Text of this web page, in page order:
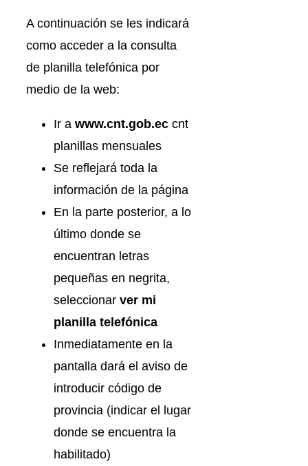
A continuación se les indicará
como acceder a la consulta
de planilla telefónica por
medio de la web:
Ir a www.cnt.gob.ec cnt
planillas mensuales
Se reflejará toda la
información de la página
En la parte posterior, a lo
último donde se
encuentran letras
pequeñas en negrita,
seleccionar ver mi
planilla telefónica
Inmediatamente en la
pantalla dará el aviso de
introducir código de
provincia (indicar el lugar
donde se encuentra la
habilitado)